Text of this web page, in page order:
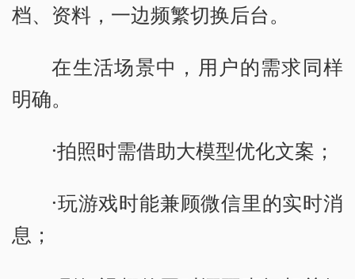
档、资料，一边频繁切换后台。
在生活场景中，用户的需求同样
明确。
·拍照时需借助大模型优化文案；
·玩游戏时能兼顾微信里的实时消
息；